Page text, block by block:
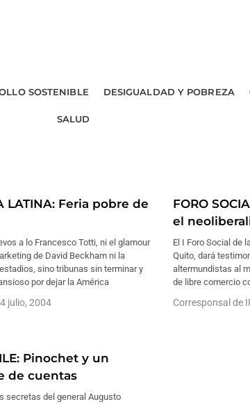
SOSTENIBLE DESIGUALDAD Y POBREZA
SALUD
LATINA: Feria pobre de
a lo Francesco Totti, ni el glamour
de David Beckham ni la
sino tribunas sin terminar y
por dejar la América
julio, 2004
FORO
el
El I Foro Social de
Quito, dará
altermundistas al
de libre comercio
Corresponsal de
Pinochet y un
de cuentas
secretas del general Augusto